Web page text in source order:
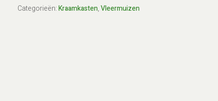
Categorieën:Kraamkasten,Vleermuizen